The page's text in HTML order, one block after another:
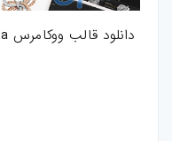
پروژه-پریمیر